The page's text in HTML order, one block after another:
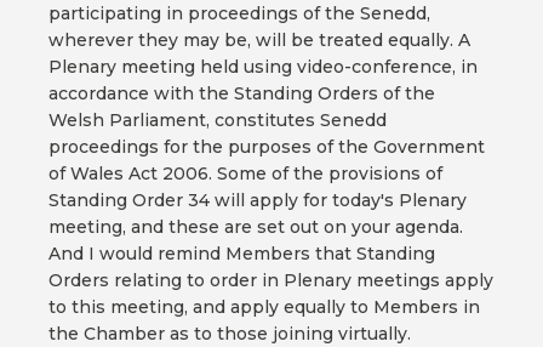
participating in proceedings of the Senedd,
wherever they may be, will be treated equally. A
Plenary meeting held using video-conference, in
accordance with the Standing Orders of the
Welsh Parliament, constitutes Senedd
proceedings for the purposes of the Government
of Wales Act 2006. Some of the provisions of
Standing Order 34 will apply for today's Plenary
meeting, and these are set out on your agenda.
And I would remind Members that Standing
Orders relating to order in Plenary meetings apply
to this meeting, and apply equally to Members in
the Chamber as to those joining virtually.